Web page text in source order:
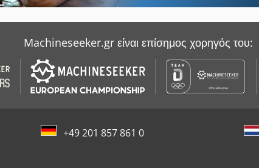
Machineseeker.gr είναι επίσημος χορηγός του:
+49 201 857 861 0